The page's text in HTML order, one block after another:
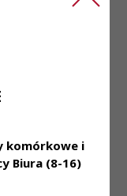
komórkowe i
Biura (8-16)
•
•
monitorowanie
we
z personelem